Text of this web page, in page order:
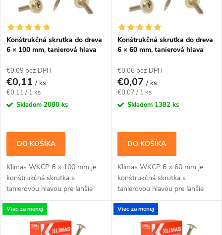
i
e
p
r
u
k
t
s
p
r
o
d
u
k
t
Konštrukčná skrutka do dreva
6 × 100 mm, tanierová hlava
€0,09 bez DPH
€0,11/ ks
Jednotková
cena:
€0,11 / 1 ks
Skladom 2080 ks
DO KOŠÍKA
Klimas WKCP 6 × 100 mm je
konštrukčná skrutka s
tanierovou hlavou pre ľahšie
konštrukčné spoje dosiek, lát a
menších hranolov. Závit má
katalógovú dĺžku 60...
Konštrukčná skrutka do dreva
6 × 60 mm, tanierová hlava
€0,06 bez DPH
€0,07/ ks
Jednotková
cena:
€0,07 / 1 ks
Skladom 1382 ks
DO KOŠÍKA
Klimas WKCP 6 × 60 mm je
konštrukčná skrutka s
tanierovou hlavou pre ľahšie
konštrukčné spoje dosiek, lát a
menších hranolov. Závit má
katalógovú dĺžku 30...
Viac za menej Viac za menej